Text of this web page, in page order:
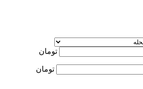
تومان
تومان